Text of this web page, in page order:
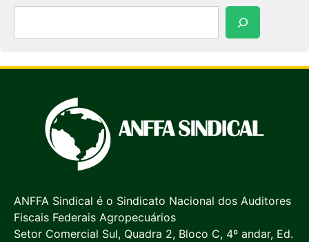
ANFFA Sindical é o Sindicato Nacional dos Auditores
Fiscais Federais Agropecuários
Setor Comercial Sul, Quadra 2, Bloco C, 4º andar, Ed.